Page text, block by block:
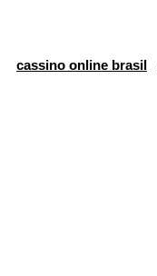
cassino online brasil